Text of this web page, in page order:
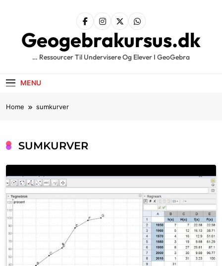
Geogebrakursus.dk
… Ressourcer Til Undervisere Og Elever I GeoGebra
MENU
Home sumkurver
SUMKURVER